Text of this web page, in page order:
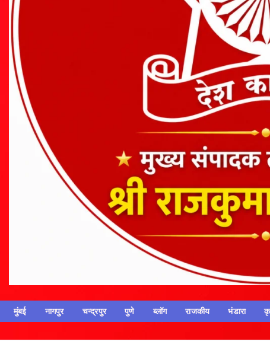
मुंबई नागपुर चन्द्रपुर पुणे ब्लॉग राजकीय भंडारा